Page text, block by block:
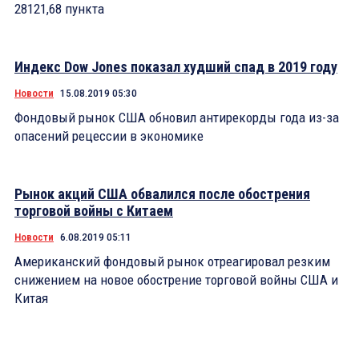
28121,68 пункта
Индекс Dow Jones показал худший спад в 2019 году
Новости 15.08.2019 05:30
Фондовый рынок США обновил антирекорды года из-за
опасений рецессии в экономике
Рынок акций США обвалился после обострения
торговой войны с Китаем
Новости 6.08.2019 05:11
Американский фондовый рынок отреагировал резким
снижением на новое обострение торговой войны США и
Китая